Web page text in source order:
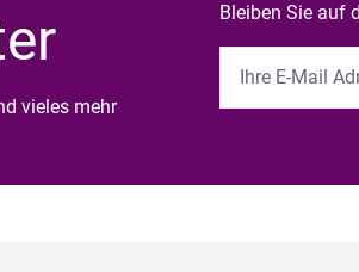
vieles mehr
Bleiben Sie auf